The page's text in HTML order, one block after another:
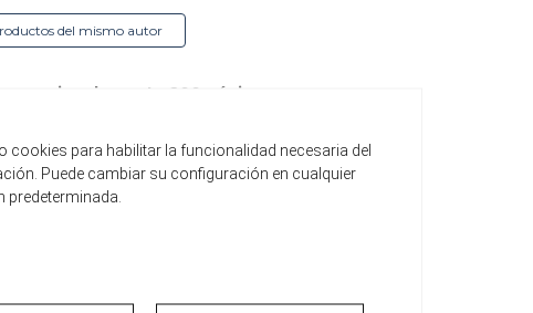
del mismo autor
aproximadamente 200 páginas
€
cookies para habilitar la funcionalidad necesaria del
Puede cambiar su configuración en cualquier